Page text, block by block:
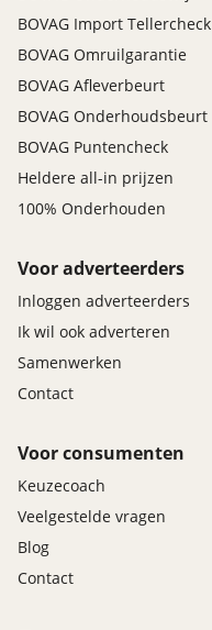
BOVAG Import Tellercheck
BOVAG Omruilgarantie
BOVAG Afleverbeurt
BOVAG Onderhoudsbeurt
BOVAG Puntencheck
Heldere all-in prijzen
100% Onderhouden
Voor adverteerders
Inloggen adverteerders
Ik wil ook adverteren
Samenwerken
Contact
Voor consumenten
Keuzecoach
Veelgestelde vragen
Blog
Contact